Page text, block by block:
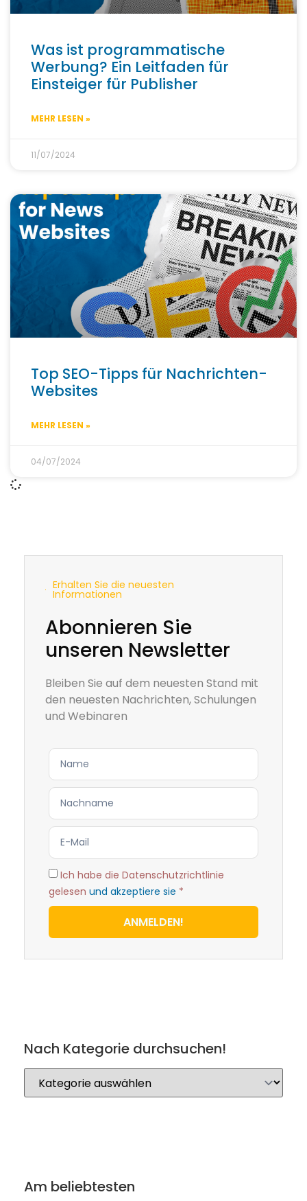
Was ist programmatische
Werbung? Ein Leitfaden für
Einsteiger für Publisher
MEHR LESEN »
11/07/2024
Top SEO-Tipps für Nachrichten-
Websites
MEHR LESEN »
04/07/2024
Erhalten Sie die neuesten
Informationen
Abonnieren Sie
unseren Newsletter
Bleiben Sie auf dem neuesten Stand mit
den neuesten Nachrichten, Schulungen
und Webinaren
Ich habe die Datenschutzrichtlinie
gelesen und akzeptiere sie *
ANMELDEN!
Nach Kategorie durchsuchen!
Am beliebtesten